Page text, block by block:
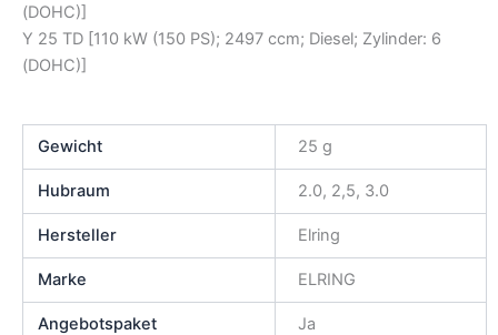
(DOHC)]
Y 25 TD [110 kW (150 PS); 2497 ccm; Diesel; Zylinder: 6
(DOHC)]
Gewicht 25 g
Hubraum 2.0, 2,5, 3.0
Hersteller Elring
Marke ELRING
Angebotspaket Ja